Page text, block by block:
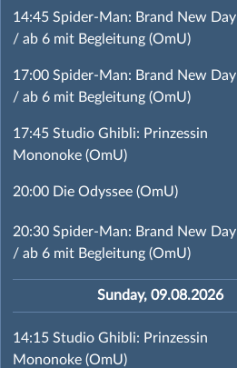
14:45 Spider-Man: Brand New Day
/ ab 6 mit Begleitung (OmU)
17:00 Spider-Man: Brand New Day
/ ab 6 mit Begleitung (OmU)
17:45 Studio Ghibli: Prinzessin
Mononoke (OmU)
20:00 Die Odyssee (OmU)
20:30 Spider-Man: Brand New Day
/ ab 6 mit Begleitung (OmU)
Sunday, 09.08.2026
14:15 Studio Ghibli: Prinzessin
Mononoke (OmU)